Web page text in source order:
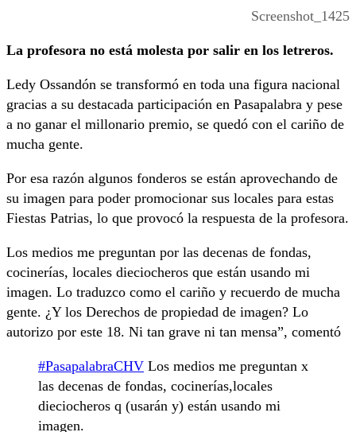
Screenshot_1425
La profesora no está molesta por salir en los letreros.
Ledy Ossandón se transformó en toda una figura nacional
gracias a su destacada participación en Pasapalabra y pese
a no ganar el millonario premio, se quedó con el cariño de
mucha gente.
Por esa razón algunos fonderos se están aprovechando de
su imagen para poder promocionar sus locales para estas
Fiestas Patrias, lo que provocó la respuesta de la profesora.
Los medios me preguntan por las decenas de fondas,
cocinerías, locales dieciocheros que están usando mi
imagen. Lo traduzco como el cariño y recuerdo de mucha
gente. ¿Y los Derechos de propiedad de imagen? Lo
autorizo por este 18. Ni tan grave ni tan mensa”, comentó
#PasapalabraCHV Los medios me preguntan x
las decenas de fondas, cocinerías,locales
dieciocheros q (usarán y) están usando mi
imagen.